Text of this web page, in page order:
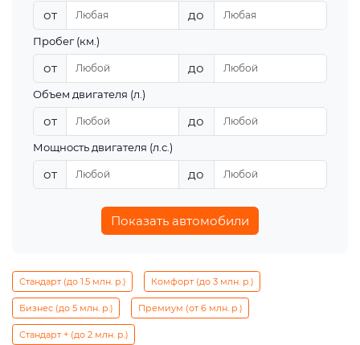
от до
Пробег (км.)
от до
Объем двигателя (л.)
от до
Мощность двигателя (л.с.)
от до
Показать автомобили
Стандарт (до 1.5 млн. р.) Комфорт (до 3 млн. р.)
Бизнес (до 5 млн. р.) Премиум (от 6 млн. р.)
Стандарт + (до 2 млн. р.)